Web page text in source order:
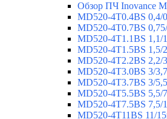
Обзор ПЧ Inovance
MD520-4T0.4BS 0,4/
MD520-4T0.7BS
MD520-4T1.1BS 1,1/
MD520-4T1.5BS 1,5/
MD520-4T2.2BS 2,2/
MD520-4T3.0BS 3/
MD520-4T3.7BS 3/
MD520-4T5.5BS 5,5/
MD520-4T7.5BS 7,5/
MD520-4T11BS 11/